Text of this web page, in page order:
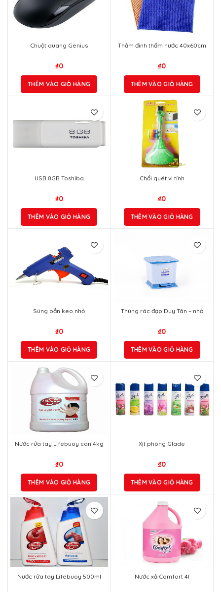
Chuột quang Genius
₫0
THÊM VÀO GIỎ HÀNG
Thảm đinh thấm nước 40x60cm
₫0
THÊM VÀO GIỎ HÀNG
USB 8GB Toshiba
₫0
THÊM VÀO GIỎ HÀNG
Chổi quét vi tính
₫0
THÊM VÀO GIỎ HÀNG
Súng bắn keo nhỏ
₫0
THÊM VÀO GIỎ HÀNG
Thùng rác đạp Duy Tân – nhỏ
₫0
THÊM VÀO GIỎ HÀNG
Nước rửa tay Lifebuoy can 4kg
₫0
THÊM VÀO GIỎ HÀNG
Xịt phòng Glade
₫0
THÊM VÀO GIỎ HÀNG
Nước rửa tay Lifebuoy 500ml Nước xả Comfort 4l